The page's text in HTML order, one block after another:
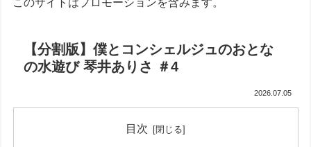
このサイトはプロモーションを含みます。
【分割版】僕とコンシェルジュのおとな
の水遊び 琴井ありさ ＃4
2026.07.05
目次